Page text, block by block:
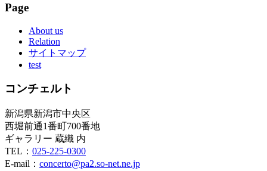
Page
About us
Relation
サイトマップ
test
コンチェルト
新潟県新潟市中央区
西堀前通1番町700番地
ギャラリー 蔵織 内
TEL： 025-225-0300
E-mail： concerto@pa2.so-net.ne.jp